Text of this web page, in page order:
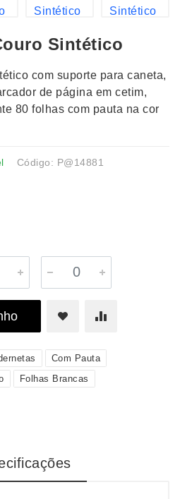
Sintético
com suporte para caneta,
de página em cetim,
80 folhas com pauta na cor
Código: P@14881
Com Pauta
Folhas Brancas